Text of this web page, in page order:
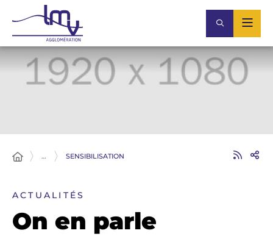
… SENSIBILISATION
ACTUALITÉS
On en parle